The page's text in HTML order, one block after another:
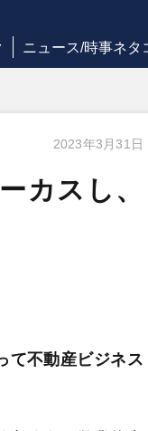
ニュース/時事ネタ
2023年3月31日
カスし、
て不動産ビジネス